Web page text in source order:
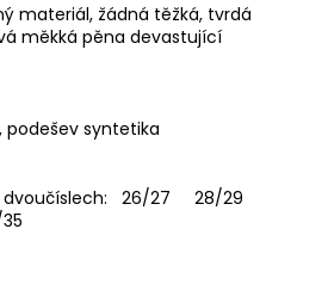
materiál, žádná těžká, tvrdá
měkká pěna devastující
podešev syntetika
dvoučíslech: 26/27 28/29